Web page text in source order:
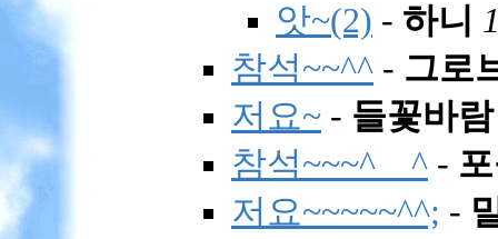
앗~(2) - 하니
참석~~^^ - 그로
저요~ - 들꽃바람
참석~~~^__^ -
저요~~~~~^^; -